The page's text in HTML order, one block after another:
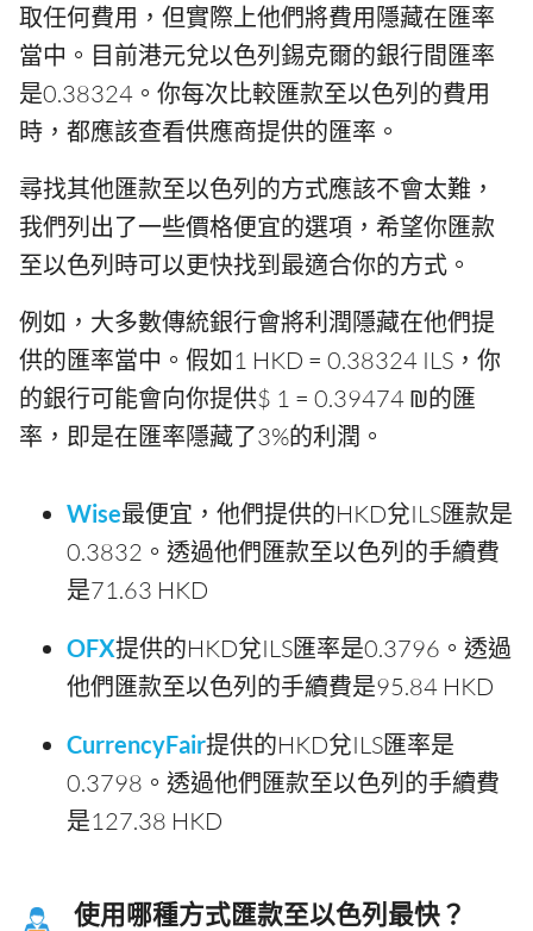
取任何費用，但實際上他們將費用隱藏在匯率
當中。目前港元兌以色列錫克爾的銀行間匯率
是0.38324。你每次比較匯款至以色列的費用
時，都應該查看供應商提供的匯率。
尋找其他匯款至以色列的方式應該不會太難，
我們列出了一些價格便宜的選項，希望你匯款
至以色列時可以更快找到最適合你的方式。
例如，大多數傳統銀行會將利潤隱藏在他們提
供的匯率當中。假如1 HKD = 0.38324 ILS，你
的銀行可能會向你提供$ 1 = 0.39474 ₪的匯
率，即是在匯率隱藏了3%的利潤。
Wise最便宜，他們提供的HKD兌ILS匯款是
0.3832。透過他們匯款至以色列的手續費
是71.63 HKD
OFX提供的HKD兌ILS匯率是0.3796。透過
他們匯款至以色列的手續費是95.84 HKD
CurrencyFair提供的HKD兌ILS匯率是
0.3798。透過他們匯款至以色列的手續費
是127.38 HKD
使用哪種方式匯款至以色列最快？